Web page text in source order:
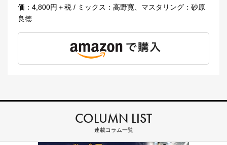
価：4,800円＋税 / ミックス：高野寛、マスタリング：砂原
良徳
COLUMN LIST
連載コラム一覧